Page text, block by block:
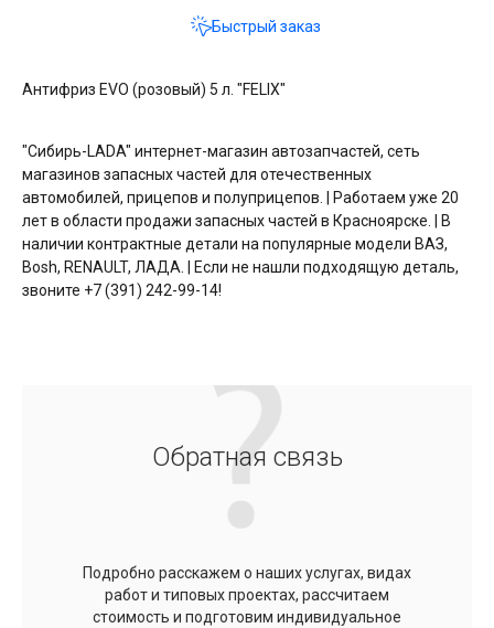
Быстрый заказ
Антифриз EVO (розовый) 5 л. "FELIX"
"Сибирь-LADA" интернет-магазин автозапчастей, сеть
магазинов запасных частей для отечественных
автомобилей, прицепов и полуприцепов. | Работаем уже 20
лет в области продажи запасных частей в Красноярске. | В
наличии контрактные детали на популярные модели ВАЗ,
Bosh, RENAULT, ЛАДА. | Если не нашли подходящую деталь,
звоните +7 (391) 242-99-14!
Обратная связь
Подробно расскажем о наших услугах, видах
работ и типовых проектах, рассчитаем
стоимость и подготовим индивидуальное